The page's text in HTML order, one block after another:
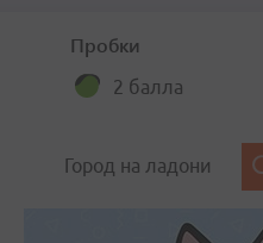
Пробки
2 балла
Город на ладони